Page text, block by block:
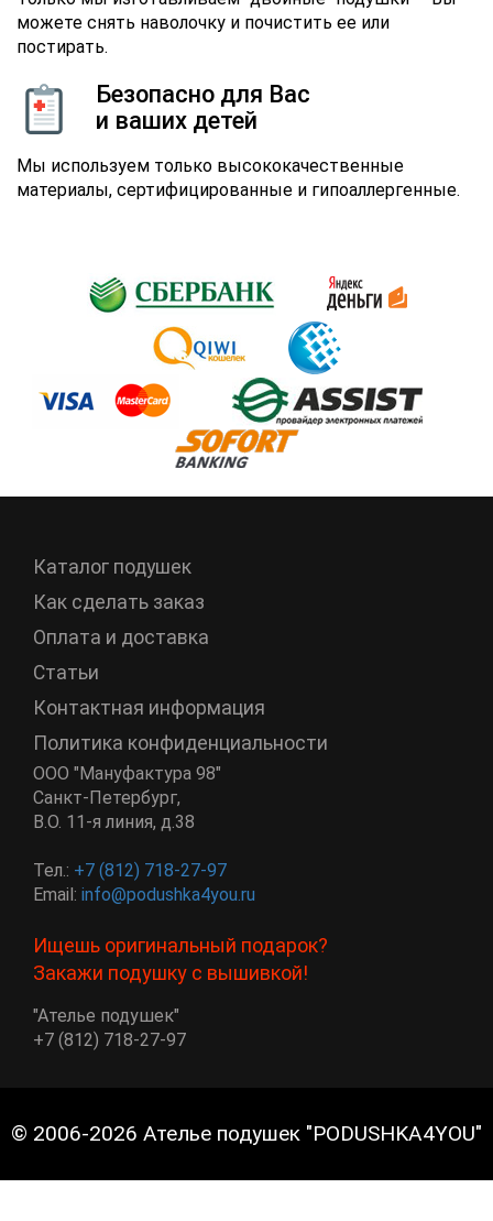
можете снять наволочку и почистить ее или
постирать.
Безопасно для Вас
и ваших детей
Мы используем только высококачественные
материалы, сертифицированные и гипоаллергенные.
Каталог подушек
Как сделать заказ
Оплата и доставка
Статьи
Контактная информация
Политика конфиденциальности
ООО "Мануфактура 98"
Санкт-Петербург,
В.О. 11-я линия, д.38
Тел.: +7 (812) 718-27-97
Email: info@podushka4you.ru
Ищешь оригинальный подарок?
Закажи подушку с вышивкой!
"Ателье подушек"
+7 (812) 718-27-97
© 2006-2026 Ателье подушек "PODUSHKA4YOU"